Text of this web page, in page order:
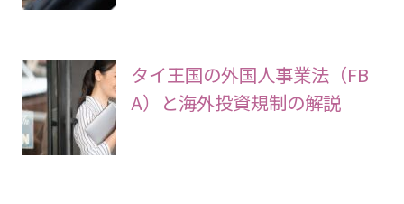
タイ王国の外国人事業法（FB
A）と海外投資規制の解説